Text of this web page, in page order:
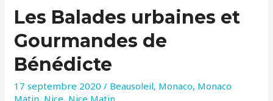
Les Balades urbaines et
Gourmandes de
Bénédicte
17 septembre 2020 / Beausoleil, Monaco, Monaco
Matin, Nice, Nice Matin